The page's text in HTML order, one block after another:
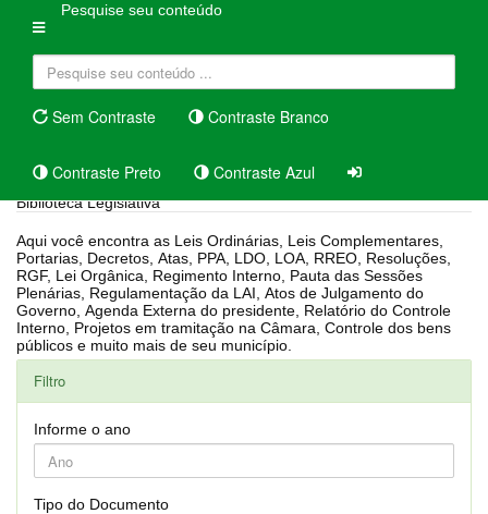
Pesquise seu conteúdo
Sem Contraste Contraste Branco
Contraste Preto Contraste Azul
Biblioteca Legislativa
Aqui você encontra as Leis Ordinárias, Leis Complementares,
Portarias, Decretos, Atas, PPA, LDO, LOA, RREO, Resoluções,
RGF, Lei Orgânica, Regimento Interno, Pauta das Sessões
Plenárias, Regulamentação da LAI, Atos de Julgamento do
Governo, Agenda Externa do presidente, Relatório do Controle
Interno, Projetos em tramitação na Câmara, Controle dos bens
públicos e muito mais de seu município.
Filtro
Informe o ano
Tipo do Documento